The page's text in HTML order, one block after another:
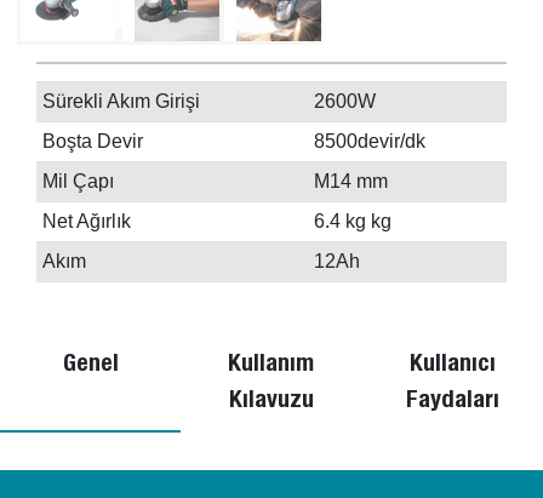
Sürekli Akım Girişi
2600W
Boşta Devir
8500devir/dk
Mil Çapı
M14 mm
Net Ağırlık
6.4 kg kg
Akım
12Ah
Genel
Kullanım
Kılavuzu
Kullanıcı
Faydaları